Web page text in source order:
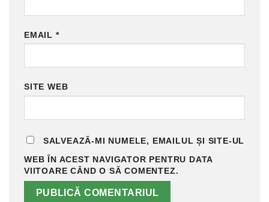
EMAIL *
SITE WEB
SALVEAZĂ-MI NUMELE, EMAILUL ȘI SITE-UL
WEB ÎN ACEST NAVIGATOR PENTRU DATA
VIITOARE CÂND O SĂ COMENTEZ.